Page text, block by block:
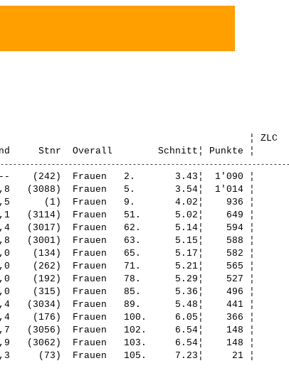
¦
(242)  Frauen   2.       3.43¦  1'090 ¦
(3088)  Frauen   5.       3.54¦  1'014 ¦
(1)  Frauen   9.       4.02¦    936 ¦
(3114)  Frauen   51.      5.02¦    649 ¦
Frauen   62.      5.14¦    594 ¦
Frauen   63.      5.15¦    588 ¦
Frauen   65.      5.17¦    582 ¦
(262)  Frauen   71.      5.21¦    565 ¦
Frauen   78.      5.29¦    527 ¦
(315)  Frauen   85.      5.36¦    496 ¦
Frauen   89.      5.48¦    441 ¦
Frauen   100.     6.05¦    366 ¦
Frauen   102.     6.54¦    148 ¦
Frauen   103.     6.54¦    148 ¦